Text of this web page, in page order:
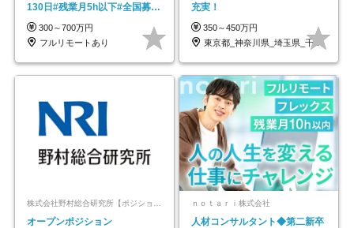
130日#残業月5h以下#全国募集
#最大1年の研修
300～700万円
フルリモートあり
充実！
350～450万円
東京都_神奈川県_埼玉県_千葉県_大阪府…
オープンポジション
ｎｏｔａｒｉ株式会社
人材コンサルタント◆第二新卒